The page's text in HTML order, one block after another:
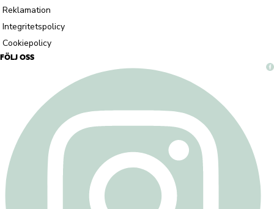
Reklamation
Integritetspolicy
Cookiepolicy
FÖLJ OSS